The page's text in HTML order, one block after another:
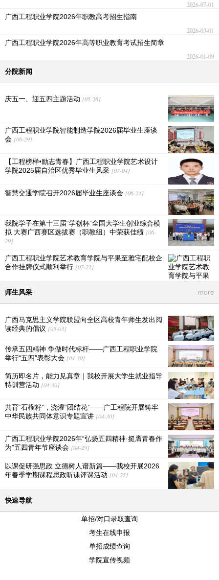
2026-07-01
广西工程职业学院2026年职教高考招生指南
2026-03-01
广西工程职业学院2026年高等职业教育考试招生简章
2026-01-09
分院新闻
庆五一、迎五四主题活动 [05-26]
广西工程职业学院智能制造学院2026届毕业生座谈
会 [06-29]
【工程榜样•励志青春】广西工程职业学院艺术设计
学院2025届自治区优秀毕业生风采 [07-04]
智慧交通学院召开2026届毕业生座谈会 [06-24]
我院学子在第十三届“学创杯”全国大学生创业综合模
拟 大赛广西赛区选拔赛（职教组）中荣获佳绩 [06-
29]
广西工程职业学院艺术教育学院与平果至雅宅配校企
合作挂牌仪式顺利举行 [07-22]
师生风采 more
广西马克思主义学院联盟向全区高校青年师生发出阅
读经典的倡议 [05-03]
传承五四精神 争做时代标杆——广西工程职业学院
举行“五四”表彰大会 [04-30]
简历即名片，能力见真章｜我校开展大学生就业指导
特训营活动 [04-30]
共育“石榴籽”，浇灌“团结花”——广工程院开展铸牢
中华民族共同体意识专题宣讲 [04-30]
广西工程职业学院2026年“弘扬五四精神·挺膺青春作
为”五四青年节座谈会 [04-29]
以课促研强思政 立德树人谱新篇——我校开展2026
年春季学期课程思政听课评课活动 [04-25]
快速导航
单招/对口录取查询
考生在线申报
单招成绩查询
学院宣传视频